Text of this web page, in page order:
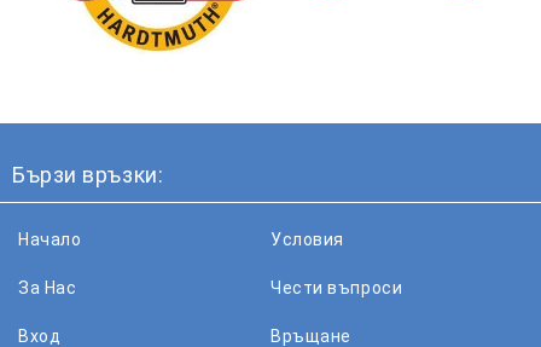
Бързи връзки:
Начало
За Нас
Вход
Условия
Чести въпроси
Връщане